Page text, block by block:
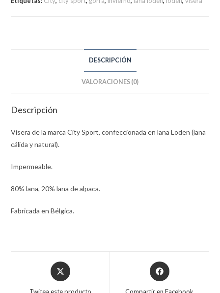
DESCRIPCIÓN
VALORACIONES (0)
Descripción
Visera de la marca City Sport, confeccionada en lana Loden (lana
cálida y natural).
Impermeable.
80% lana, 20% lana de alpaca.
Fabricada en Bélgica.
Opens
in
Opens
in